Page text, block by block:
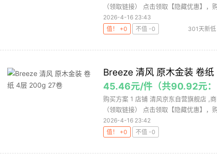
（领取链接） 点击领取【隐藏优惠】，
2026-4-16 23:43
值！ +0
不值 -0 301天新低
Breeze 清风 原木金装 卷
45.46元/件（共90.92元：
购买方案 1 店铺 清风京东自营旗舰店 ,
（领取链接） 点击领取【隐藏优惠】，
2026-4-16 23:42
值！ +0
不值 -0